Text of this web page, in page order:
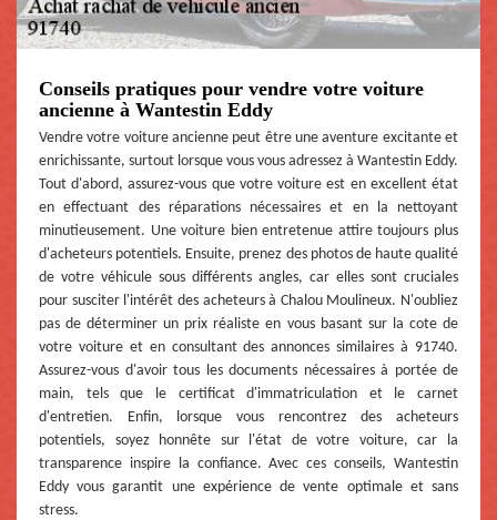
Conseils pratiques pour vendre votre voiture
ancienne à Wantestin Eddy
Vendre votre voiture ancienne peut être une aventure excitante et
enrichissante, surtout lorsque vous vous adressez à Wantestin Eddy.
Tout d'abord, assurez-vous que votre voiture est en excellent état
en effectuant des réparations nécessaires et en la nettoyant
minutieusement. Une voiture bien entretenue attire toujours plus
d'acheteurs potentiels. Ensuite, prenez des photos de haute qualité
de votre véhicule sous différents angles, car elles sont cruciales
pour susciter l'intérêt des acheteurs à Chalou Moulineux. N'oubliez
pas de déterminer un prix réaliste en vous basant sur la cote de
votre voiture et en consultant des annonces similaires à 91740.
Assurez-vous d'avoir tous les documents nécessaires à portée de
main, tels que le certificat d'immatriculation et le carnet
d'entretien. Enfin, lorsque vous rencontrez des acheteurs
potentiels, soyez honnête sur l'état de votre voiture, car la
transparence inspire la confiance. Avec ces conseils, Wantestin
Eddy vous garantit une expérience de vente optimale et sans
stress.